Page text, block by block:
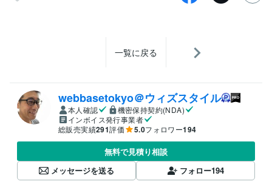
一覧に戻る
webbasetokyo＠ウィズスタイル
本人確認
機密保持契約(NDA)
インボイス発行事業者
総販売実績291評価 5.0フォロワー194
無料で見積り相談
メッセージを送る
フォロー194